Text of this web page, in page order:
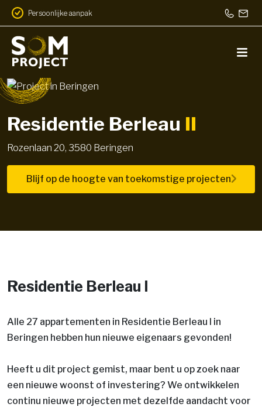
Persoonlijke aanpak
Residentie Berleau II
Rozenlaan 20, 3580 Beringen
Blijf op de hoogte van toekomstige projecten
Residentie Berleau I
Alle 27 appartementen in Residentie Berleau I in
Beringen hebben hun nieuwe eigenaars gevonden!
Heeft u dit project gemist, maar bent u op zoek naar
een nieuwe woonst of investering? We ontwikkelen
continu nieuwe projecten met dezelfde aandacht voor